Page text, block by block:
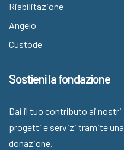
Riabilitazione
Angelo
Custode
Sostieni la fondazione
Dai il tuo contributo ai nostri
progetti e servizi tramite una
donazione.